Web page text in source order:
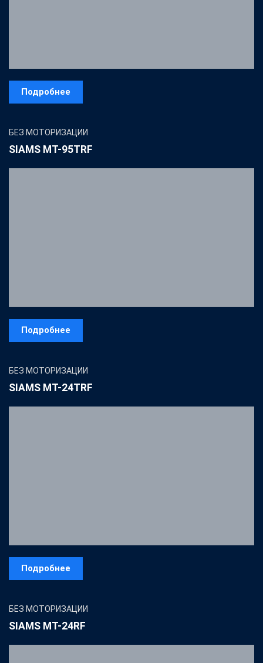
Подробнее
БЕЗ МОТОРИЗАЦИИ
SIAMS MT-95TRF
Подробнее
БЕЗ МОТОРИЗАЦИИ
SIAMS MТ-24TRF
Подробнее
БЕЗ МОТОРИЗАЦИИ
SIAMS MТ-24RF